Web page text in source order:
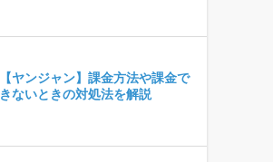
【ヤンジャン】課金方法や課金で
きないときの対処法を解説